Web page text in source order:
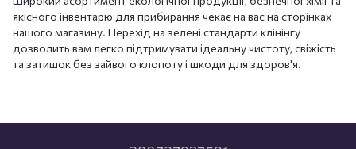
якісного інвентарю для прибирання чекає на вас на сторінках
нашого магазину. Перехід на зелені стандарти клінінгу
дозволить вам легко підтримувати ідеальну чистоту, свіжість
та затишок без зайвого клопоту і шкоди для здоров'я.